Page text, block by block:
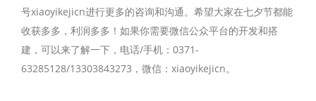
号xiaoyikejicn进行更多的咨询和沟通。希望大家在七夕节都能
收获多多，利润多多！如果你需要微信公众平台的开发和搭
建，可以来了解一下，电话/手机：0371-
63285128/13303843273，微信：xiaoyikejicn。